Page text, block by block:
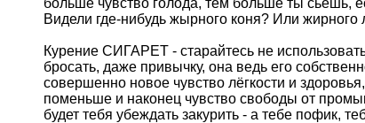
Видели где-нибудь жырного коня? Или жирного
Курение СИГАРЕТ - старайтесь не
бросать, даже привычку, она ведь его
совершенно новое чувство лёгкости и
поменьше и наконец чувство свободы от
будет тебя убеждать закурить - а тебе пофик,